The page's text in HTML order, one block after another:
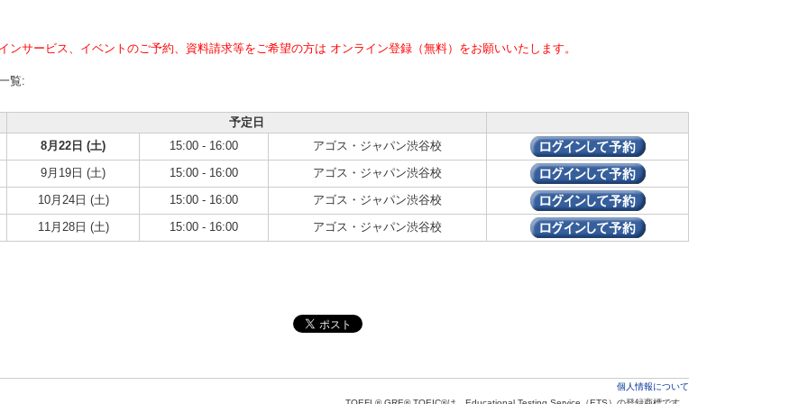
ンサービス、イベントのご予約、資料請求等をご希望の方は オンライン登録（無料）をお願いいたします。
覧:
予定日
8月22日 (土)
15:00 - 16:00
アゴス・ジャパン渋谷校
9月19日 (土)
15:00 - 16:00
アゴス・ジャパン渋谷校
10月24日 (土)
15:00 - 16:00
アゴス・ジャパン渋谷校
11月28日 (土)
15:00 - 16:00 アゴス・ジャパン渋谷校
個人情報について